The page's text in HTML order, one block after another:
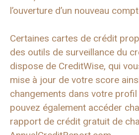
l’ouverture d’un nouveau
Certaines cartes de crédit
des outils de surveillance du
dispose de CreditWise, qui
mise à jour de votre score
changements dans votre
pouvez également accéder
rapport de crédit gratuit de